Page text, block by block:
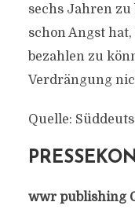
sechs Jahren
schon Angst
bezahlen zu
Verdrängung
Quelle:
wwr publishing